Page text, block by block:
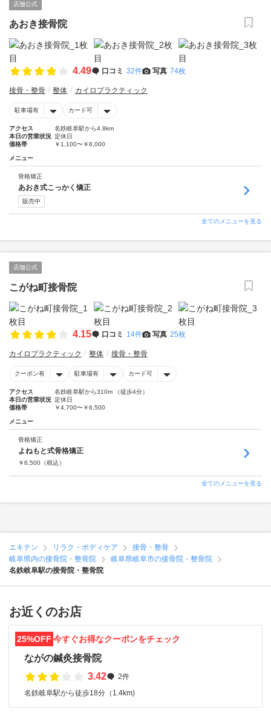
店舗公式
あおき接骨院
4.49 口コミ 32件 写真 74枚
接骨・整骨 整体 カイロプラクティック
駐車場有 カード可
アクセス
名鉄岐阜駅から4.9km
本日の営業状況 定休日
価格帯
￥1,100〜￥8,000
メニュー
骨格矯正
あおき式こっかく矯正
販売中
全てのメニューを見る
店舗公式
こがね町接骨院
4.15 口コミ 14件 写真 25枚
カイロプラクティック 整体 接骨・整骨
クーポン有 駐車場有 カード可
アクセス
名鉄岐阜駅から310m （徒歩4分）
本日の営業状況 定休日
価格帯
￥4,700〜￥6,500
メニュー
骨格矯正
よねもと式骨格矯正
￥6,500 （税込）
全てのメニューを見る
エキテン リラク・ボディケア
接骨・整骨
岐阜県内の接骨院・整骨院
岐阜県岐阜市の接骨院・整骨院
名鉄岐阜駅の接骨院・整骨院
お近くのお店
25%OFF 今すぐお得なクーポンをチェック
ながの鍼灸接骨院
3.42
2件
名鉄岐阜駅から徒歩18分（1.4km)